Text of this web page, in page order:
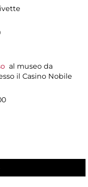
al museo da
il Casino Nobile